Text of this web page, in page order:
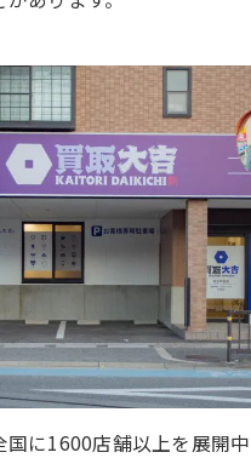
国に1600店舗以上を展開